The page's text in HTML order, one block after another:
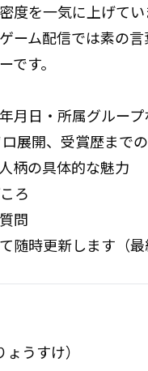
度を一気に上げて
ーム配信では素の
す。
月日・所属グループ
展開、受賞歴まで
柄の具体的な魅力
ろ
問
随時更新します（
うすけ）